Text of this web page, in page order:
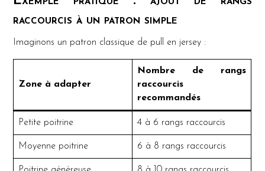
raccourcis à un patron simple
Imaginons un patron classique de pull en jersey :
Zone à adapter
Nombre de rangs
raccourcis
recommandés
Petite poitrine 4 à 6 rangs raccourcis
Moyenne poitrine 6 à 8 rangs raccourcis